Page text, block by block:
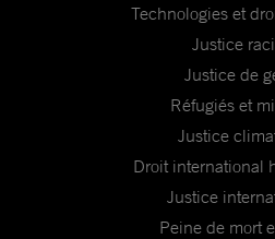
Technologies et
Justice
Justice de
Réfugiés et
Justice
Droit international
Justice
Peine de mort